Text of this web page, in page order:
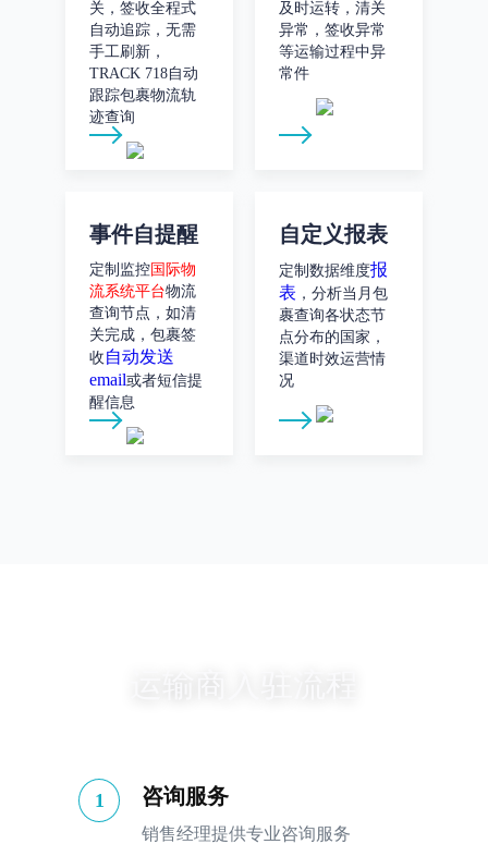
关，签收全程式
自动追踪，无需
手工刷新，
TRACK 718自动
跟踪包裹物流轨
迹查询
及时运转，清关
异常，签收异常
等运输过程中异
常件
事件自提醒
定制监控国际物
流系统平台物流
查询节点，如清
关完成，包裹签
收 自动发送
email或者短信提
醒信息
自定义报表
定制数据维度报
表 ，分析当月包
裹查询各状态节
点分布的国家，
渠道时效运营情
况
1 咨询服务
销售经理提供专业咨询服务